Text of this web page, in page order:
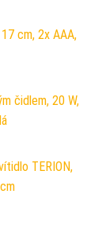
cm, 2x AAA,
čidlem, 20 W,
TERION,